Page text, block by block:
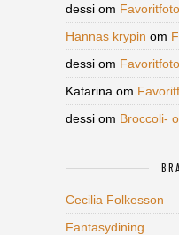
dessi om
Hannas krypin om
dessi om
Katarina om
dessi om Broccoli-
Cecilia Folkesson
Fantasydining